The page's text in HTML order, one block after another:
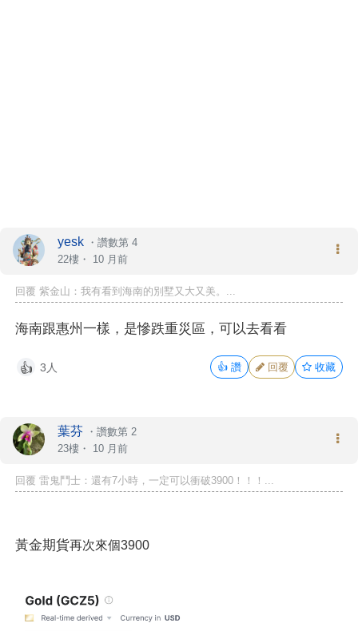
yesk ・ 讚數第 4
22樓・ 10 月前
回覆 紫金山：我有看到海南的別墅又大又美。...
海南跟惠州一樣，是慘跌重災區，可以去看看
👍 3人 👍 讚 回覆 收藏
葉芬 ・ 讚數第 2
23樓・ 10 月前
回覆 雷鬼鬥士：還有7小時，一定可以衝破3900！！！...
黃金期貨再次來個3900